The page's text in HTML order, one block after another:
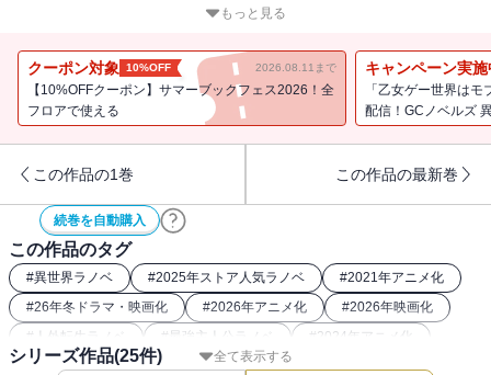
乱れた混戦の様相を呈している。
理不尽なほどに力を持つミリムが本気モードに移行し、勝敗の行方
その美女、世界に3体しか現存しない竜種の長姉“ヴェルザード”が
、圧倒的な力で場を制圧し、戦場を氷漬けにしてしまったのだ。
仲間を失い暴走を始めるミリム。
そしてミリムを止めるべく、リムルもまた戦場へと舞い戻るのだっ
た。
もっと見る
クーポン対象 10%OFF 2026.08.11まで
【10%OFFクーポン】サマーブックフェス2026！全
フロアで使える
キャンペーン実施
「乙女ゲー世界は
配信！GCノベルズ
この作品の1巻 この作品の最新巻
続巻を自動購入
この作品のタグ
#異世界ラノベ #2025年ストア人気ラノベ #2021年アニメ化
#26年冬ドラマ・映画化 #2026年アニメ化 #2026年映画化
# 人外転生ラノベ # 最強主人公ラノベ #2024年アニメ化
#魔王ラノベ #2018年アニメ化 #なろう発小説・ラノベ
全て表示する
シリーズ作品(25件)